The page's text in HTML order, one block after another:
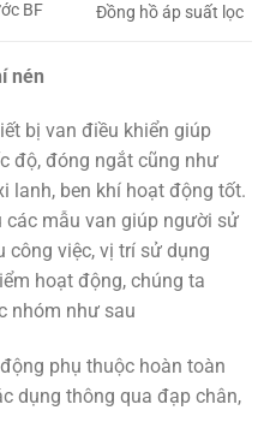
BF Đồng hồ áp suất lọc
nén
bị van điều khiển giúp
độ, đóng ngắt cũng như
lanh, ben khí hoạt động tốt.
mẫu van giúp người sử
công việc, vị trí sử dụng
hoạt động, chúng ta
nhóm như sau
phụ thuộc hoàn toàn
dụng thông qua đạp chân,